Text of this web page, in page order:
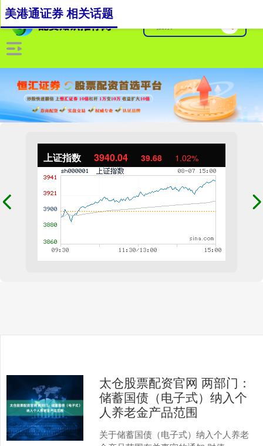
上证指数 3940.04 39.68 1.02%
美港通证券 相关话题
太仓股票配资官网 两部门：
储蓄国债（电子式）纳入个
人养老金产品范围
关于储蓄国债（电子式）纳入个人养老